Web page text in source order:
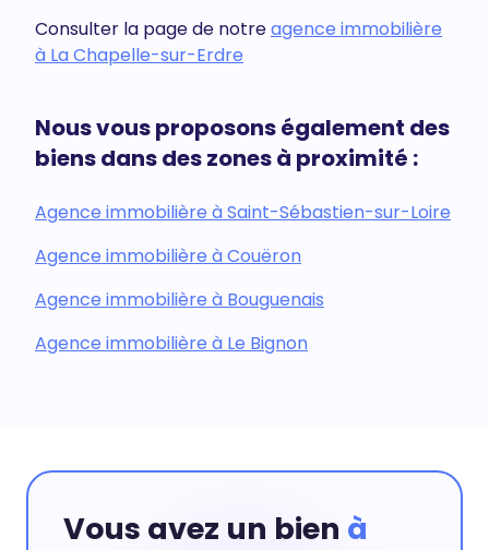
Consulter la page de notreagence immobilière
à La Chapelle-sur-Erdre
Nous vous proposons également des
biens dans des zones à proximité :
Agence immobilière à Saint-Sébastien-sur-Loire
Agence immobilière à Couëron
Agence immobilière à Bouguenais
Agence immobilière à Le Bignon
Vous avez un bien à